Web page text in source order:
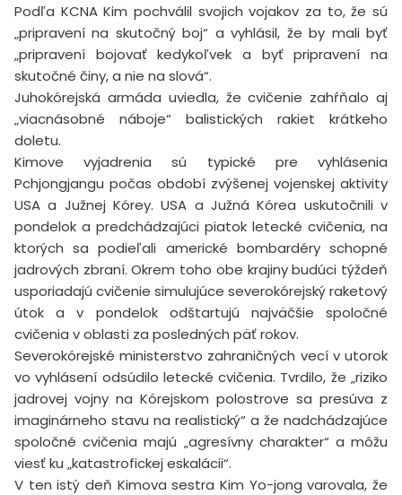
Podľa KCNA Kim pochválil svojich vojakov za to, že sú
„pripravení na skutočný boj“ a vyhlásil, že by mali byť
„pripravení bojovať kedykoľvek a byť pripravení na
skutočné činy, a nie na slová“.
Juhokórejská armáda uviedla, že cvičenie zahŕňalo aj
„viacnásobné náboje“ balistických rakiet krátkeho
doletu.
Kimove vyjadrenia sú typické pre vyhlásenia
Pchjongjangu počas období zvýšenej vojenskej aktivity
USA a Južnej Kórey. USA a Južná Kórea uskutočnili v
pondelok a predchádzajúci piatok letecké cvičenia, na
ktorých sa podieľali americké bombardéry schopné
jadrových zbraní. Okrem toho obe krajiny budúci týždeň
usporiadajú cvičenie simulujúce severokórejský raketový
útok a v pondelok odštartujú najväčšie spoločné
cvičenia v oblasti za posledných päť rokov.
Severokórejské ministerstvo zahraničných vecí v utorok
vo vyhlásení odsúdilo letecké cvičenia. Tvrdilo, že „riziko
jadrovej vojny na Kórejskom polostrove sa presúva z
imaginárneho stavu na realistický“ a že nadchádzajúce
spoločné cvičenia majú „agresívny charakter“ a môžu
viesť ku „katastrofickej eskalácii“.
V ten istý deň Kimova sestra Kim Yo-jong varovala, že